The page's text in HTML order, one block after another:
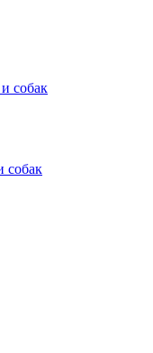
собак
собак